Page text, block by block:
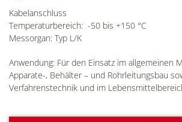
Kabelanschluss
Temperaturbereich: -50 bis +150 °C
Messorgan: Typ L/K
Anwendung: Für den Einsatz im allgemeinen
Apparate-, Behälter – und Rohrleitungsbau
Verfahrenstechnik und im